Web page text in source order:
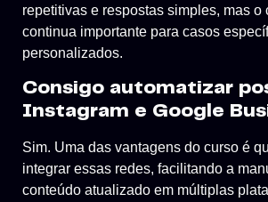
repetitivas e respostas simples, mas o
continua importante para casos
personalizados.
Consigo automatizar
Instagram e Google
Sim. Uma das vantagens do curso é
integrar essas redes, facilitando a
conteúdo atualizado em múltiplas